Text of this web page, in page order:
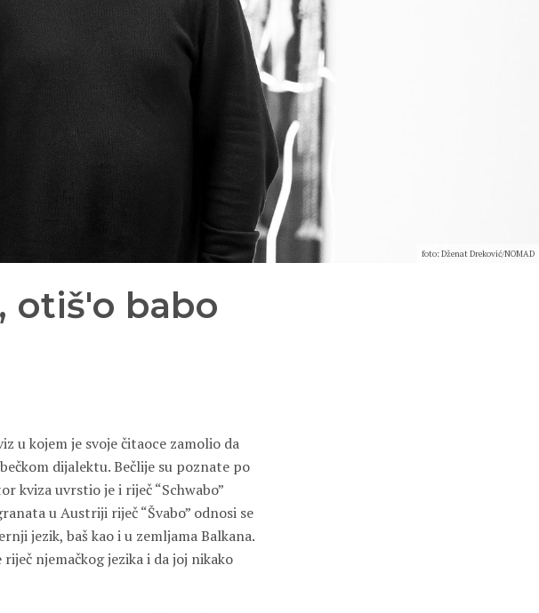
foto: Dženat Dreković/NOMAD
otiš'o babo
u kojem je svoje čitaoce zamolio da
dijalektu. Bečlije su poznate po
kviza uvrstio je i riječ “Schwabo”
u Austriji riječ “Švabo” odnosi se
jezik, baš kao i u zemljama Balkana.
njemačkog jezika i da joj nikako